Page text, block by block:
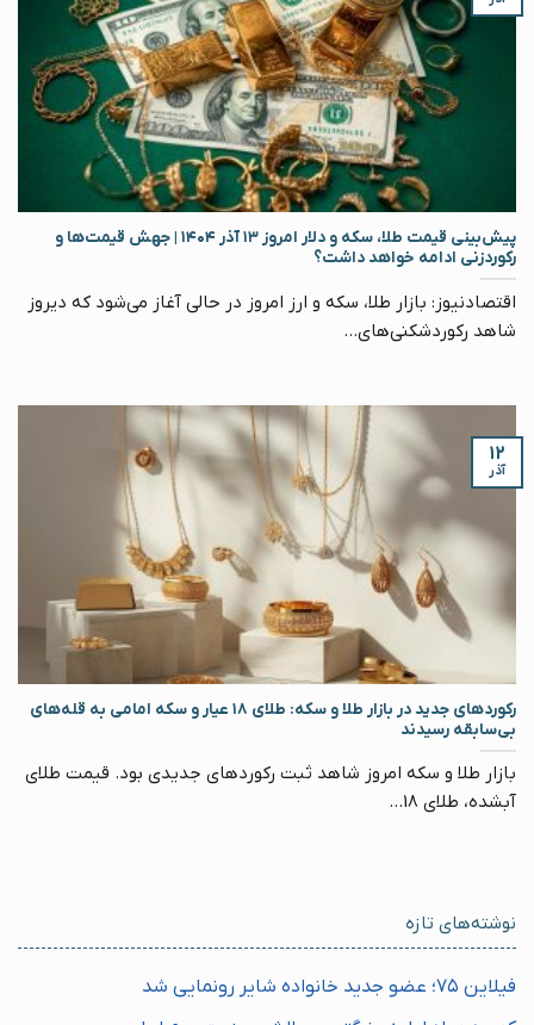
پیش‌بینی قیمت طلا، سکه و دلار امروز ۱۳ آذر ۱۴۰۴ | جهش قیمت‌ها و
رکوردزنی‌ ادامه خواهد داشت؟
اقتصادنیوز: بازار طلا، سکه و ارز امروز در حالی آغاز می‌شود که دیروز
شاهد رکوردشکنی‌های...
رکوردهای جدید در بازار طلا و سکه: طلای ۱۸ عیار و سکه امامی به قله‌های
بی‌سابقه رسیدند
بازار طلا و سکه امروز شاهد ثبت رکوردهای جدیدی بود. قیمت طلای
آبشده، طلای 18...
۱۲
آذر
نوشته‌های تازه
فیلاین ۷۵؛ عضو جدید خانواده شایر رونمایی شد